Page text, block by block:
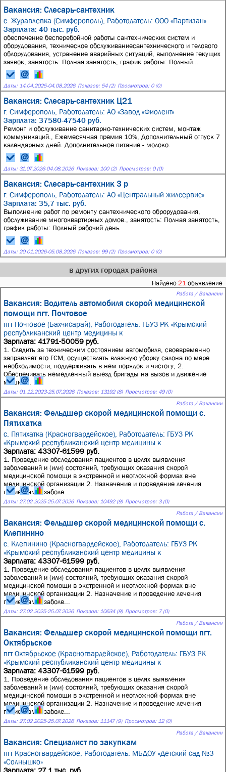
Вакансия: Слесарь-сантехник
с. Журавлевка (Симферополь), Работодатель: ООО «Партизан»
Зарплата: 40 тыс. руб.
обеспечение бесперебойной работы сантехнических систем и
оборудования, техническое обслуживаниесантехнического и телового
облорудования, устранение аварийных ситуаций, выполнение текущих
заявок, занятость: Полная занятость, график работы: Полный...
Даты: 14.04.2025-04.08.2026 Показов: 54 (2) Просмотров: 0 (0)
Вакансия: Слесарь-сантехник Ц21
г. Симферополь, Работодатель: АО «Завод «Фиолент»
Зарплата: 37580-47540 руб.
Ремонт и обслуживание санитарно-технических систем, монтаж
коммуникаций., Ежемесячная премия 10%, Дополнительный отпуск 7
календарных дней. Дополнительное питание - молоко.
Даты: 31.07.2026-04.08.2026 Показов: 100 (2) Просмотров: 0 (0)
Вакансия: Слесарь-сантехник 3 р
г. Симферополь, Работодатель: АО «Центральный жилсервис»
Зарплата: 35,7 тыс. руб.
Выполнение работ по ремонту сантехнического оброрудования,
обслуживание многоквартирных домов., занятость: Полная занятость,
график работы: Полный рабочий день
Даты: 20.01.2026-05.08.2026 Показов: 99 (2) Просмотров: 0 (0)
в других городах района
Найдено 21 объявление
Работа / Вакансии
Вакансия: Водитель автомобиля скорой медицинской
помощи пгт. Почтовое
пгт Почтовое (Бахчисарай), Работодатель: ГБУЗ РК «Крымский
республиканский центр медицины к
Зарплата: 41791-50059 руб.
1. Следить за техническим состоянием автомобиля, своевременно
заправляет его ГСМ, осуществлять влажную уборку салона по мере
необходимости, поддерживать в нем порядок и чистоту; 2.
Обеспечивать немедленный выезд бригады на вызов и движение
машин...
Даты: 01.12.2023-25.07.2026 Показов: 13192 (8) Просмотров: 49 (0)
Работа / Вакансии
Вакансия: Фельдшер скорой медицинской помощи с.
Пятихатка
с. Пятихатка (Красногвардейское), Работодатель: ГБУЗ РК
«Крымский республиканский центр медицины к
Зарплата: 43307-61599 руб.
1. Проведение обследования пациентов в целях выявления
заболеваний и (или) состояний, требующих оказания скорой
медицинской помощи в экстренной и неотложной формах вне
медицинской организации 2. Назначение и проведение лечения
пациентам с заболе...
Даты: 27.02.2025-25.07.2026 Показов: 10492 (9) Просмотров: 3 (0)
Работа / Вакансии
Вакансия: Фельдшер скорой медицинской помощи с.
Клепинино
с. Клепинино (Красногвардейское), Работодатель: ГБУЗ РК
«Крымский республиканский центр медицины к
Зарплата: 43307-61599 руб.
1. Проведение обследования пациентов в целях выявления
заболеваний и (или) состояний, требующих оказания скорой
медицинской помощи в экстренной и неотложной формах вне
медицинской организации 2. Назначение и проведение лечения
пациентам с заболе...
Даты: 27.02.2025-25.07.2026 Показов: 10634 (9) Просмотров: 7 (0)
Работа / Вакансии
Вакансия: Фельдшер скорой медицинской помощи пгт.
Октябрьское
пгт Октябрьское (Красногвардейское), Работодатель: ГБУЗ РК
«Крымский республиканский центр медицины к
Зарплата: 43307-61599 руб.
1. Проведение обследования пациентов в целях выявления
заболеваний и (или) состояний, требующих оказания скорой
медицинской помощи в экстренной и неотложной формах вне
медицинской организации 2. Назначение и проведение лечения
пациентам с заболе...
Даты: 27.02.2025-25.07.2026 Показов: 11147 (9) Просмотров: 12 (0)
Работа / Вакансии
Вакансия: Специалист по закупкам
пгт Красногвардейское, Работодатель: МБДОУ «Детский сад №3
«Солнышко»
Зарплата: 27,1 тыс. руб.